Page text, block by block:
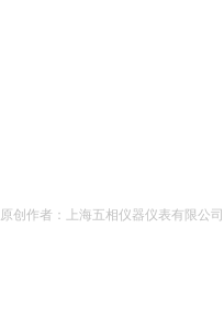
原创作者：上海五相仪器仪表有限公司